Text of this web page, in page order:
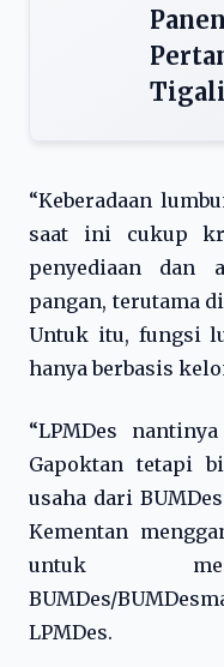
“Keberadaan
saat ini cukup
penyediaan dan
pangan, terutama
Untuk itu, fungsi
hanya berbasis
“LPMDes
Gapoktan tetapi
usaha dari
Kementan
untuk
BUMDes/
LPMDes.